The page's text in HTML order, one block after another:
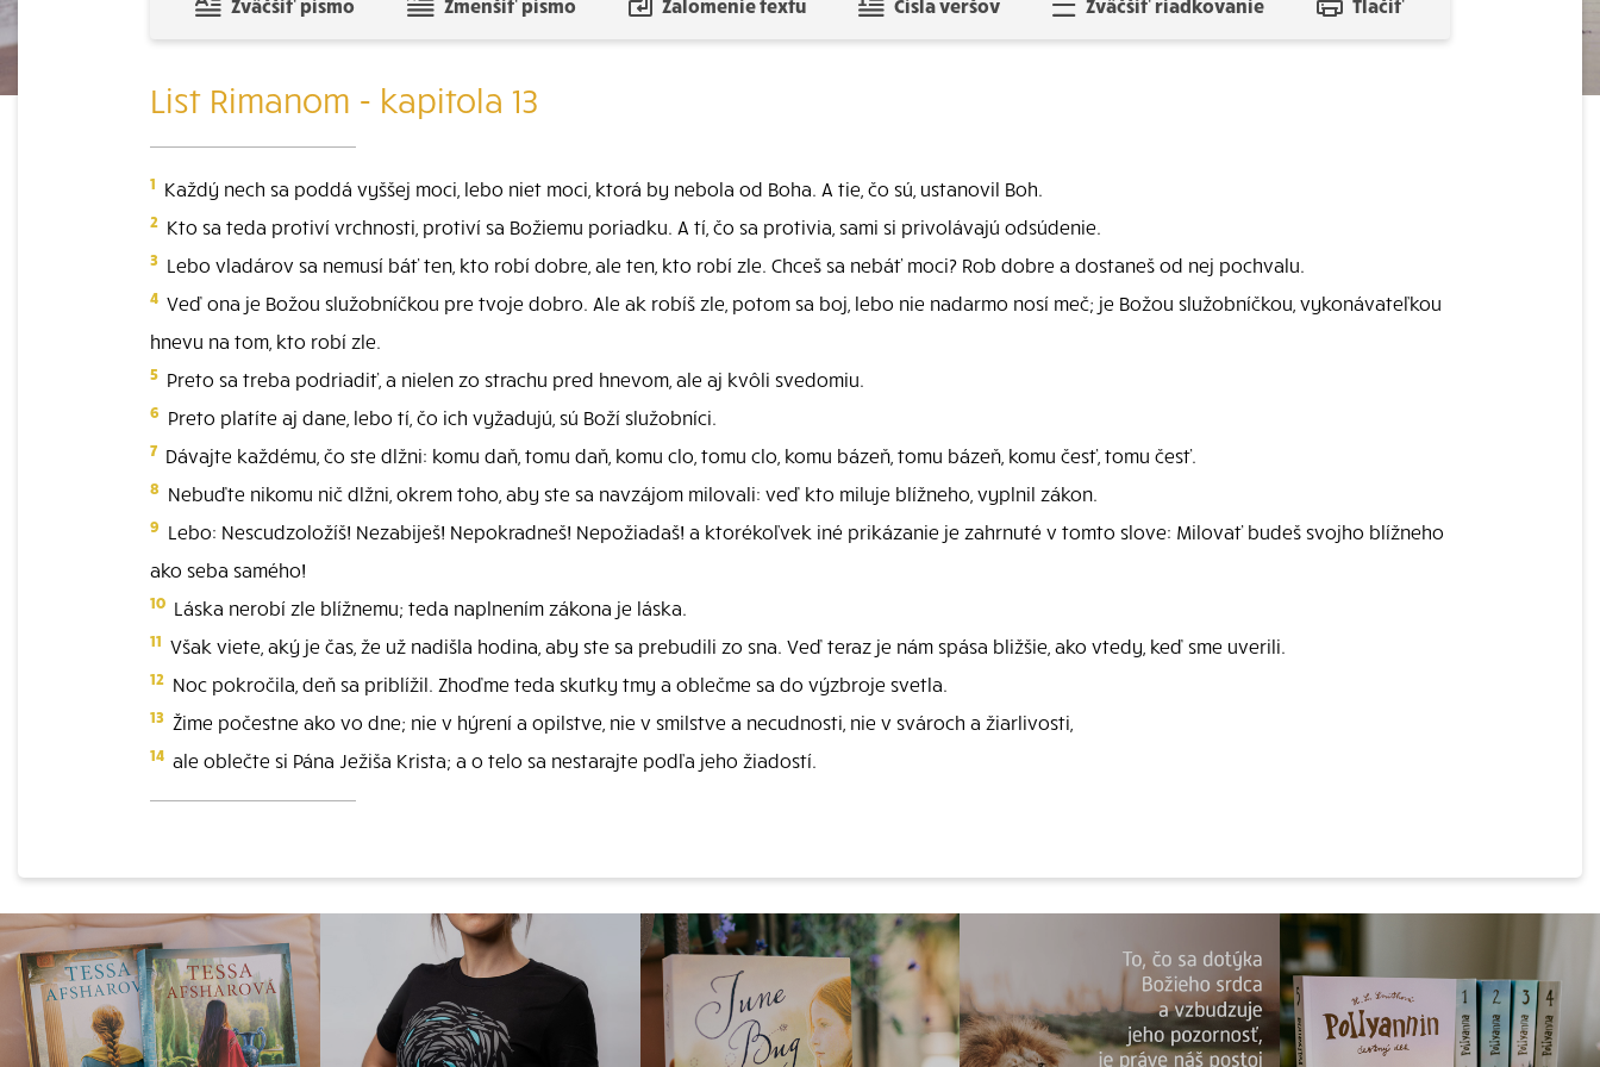
List Rimanom - kapitola 13
1 Každý nech sa poddá vyššej moci, lebo niet moci, ktorá by nebola od Boha. A tie, čo sú, ustanovil Boh.
2 Kto sa teda protiví vrchnosti, protiví sa Božiemu poriadku. A tí, čo sa protivia, sami si privolávajú odsúdenie.
3 Lebo vladárov sa nemusí báť ten, kto robí dobre, ale ten, kto robí zle. Chceš sa nebáť moci? Rob dobre a dostaneš od nej pochvalu.
4 Veď ona je Božou služobníčkou pre tvoje dobro. Ale ak robíš zle, potom sa boj, lebo nie nadarmo nosí meč; je Božou služobníčkou, vykonávateľkou
hnevu na tom, kto robí zle.
5 Preto sa treba podriadiť, a nielen zo strachu pred hnevom, ale aj kvôli svedomiu.
6 Preto platíte aj dane, lebo tí, čo ich vyžadujú, sú Boží služobníci.
7 Dávajte každému, čo ste dlžni: komu daň, tomu daň, komu clo, tomu clo, komu bázeň, tomu bázeň, komu česť, tomu česť.
8 Nebuďte nikomu nič dlžni, okrem toho, aby ste sa navzájom milovali: veď kto miluje blížneho, vyplnil zákon.
9 Lebo: Nescudzoložíš! Nezabiješ! Nepokradneš! Nepožiadaš! a ktorékoľvek iné prikázanie je zahrnuté v tomto slove: Milovať budeš svojho blížneho
ako seba samého!
10 Láska nerobí zle blížnemu; teda naplnením zákona je láska.
11 Však viete, aký je čas, že už nadišla hodina, aby ste sa prebudili zo sna. Veď teraz je nám spása bližšie, ako vtedy, keď sme uverili.
12 Noc pokročila, deň sa priblížil. Zhoďme teda skutky tmy a oblečme sa do výzbroje svetla.
13 Žime počestne ako vo dne; nie v hýrení a opilstve, nie v smilstve a necudnosti, nie v svároch a žiarlivosti,
14 ale oblečte si Pána Ježiša Krista; a o telo sa nestarajte podľa jeho žiadostí.